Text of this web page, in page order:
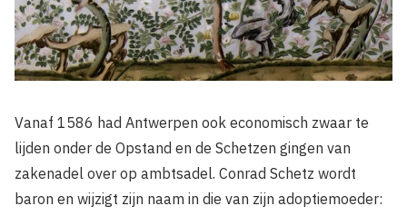
Vanaf 1586 had Antwerpen ook economisch zwaar te
lijden onder de Opstand en de Schetzen gingen van
zakenadel over op ambtsadel. Conrad Schetz wordt
baron en wijzigt zijn naam in die van zijn adoptiemoeder: